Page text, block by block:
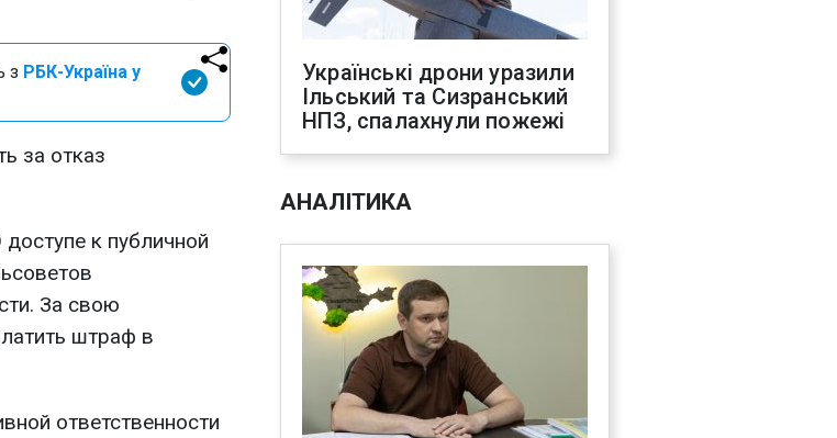
з РБК-Україна у
за отказ
к публичной
За свою
штраф в
ответственности
Українські дрони уразили
Ільський та Сизранський
НПЗ, спалахнули пожежі
АНАЛІТИКА